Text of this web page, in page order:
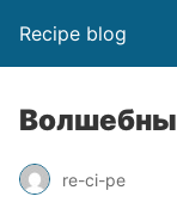
Recipe blog
re-ci-pe